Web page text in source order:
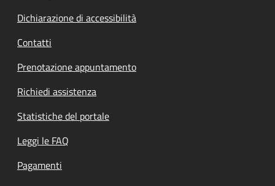
Dichiarazione di accessibilità
Contatti
Prenotazione appuntamento
Richiedi assistenza
Statistiche del portale
Leggi le FAQ
Pagamenti